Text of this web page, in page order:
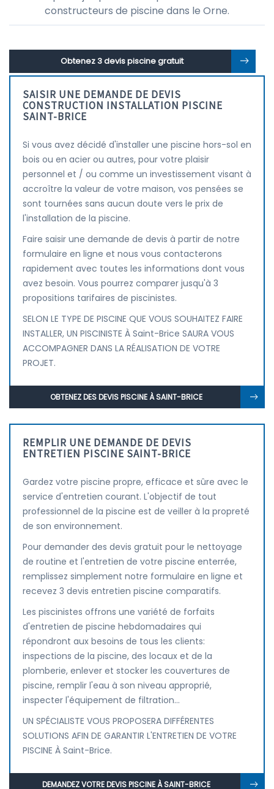
constructeurs de piscine dans le Orne.
Obtenez 3 devis piscine gratuit
SAISIR UNE DEMANDE DE DEVIS
CONSTRUCTION INSTALLATION PISCINE
SAINT-BRICE
Si vous avez décidé d'installer une piscine hors-sol en
bois ou en acier ou autres, pour votre plaisir
personnel et / ou comme un investissement visant à
accroître la valeur de votre maison, vos pensées se
sont tournées sans aucun doute vers le prix de
l'installation de la piscine.
Faire saisir une demande de devis à partir de notre
formulaire en ligne et nous vous contacterons
rapidement avec toutes les informations dont vous
avez besoin. Vous pourrez comparer jusqu'à 3
propositions tarifaires de piscinistes.
SELON LE TYPE DE PISCINE QUE VOUS SOUHAITEZ FAIRE
INSTALLER, UN PISCINISTE À Saint-Brice SAURA VOUS
ACCOMPAGNER DANS LA RÉALISATION DE VOTRE
PROJET.
OBTENEZ DES DEVIS PISCINE À SAINT-BRICE
REMPLIR UNE DEMANDE DE DEVIS
ENTRETIEN PISCINE SAINT-BRICE
Gardez votre piscine propre, efficace et sûre avec le
service d'entretien courant. L'objectif de tout
professionnel de la piscine est de veiller à la propreté
de son environnement.
Pour demander des devis gratuit pour le nettoyage
de routine et l'entretien de votre piscine enterrée,
remplissez simplement notre formulaire en ligne et
recevez 3 devis entretien piscine comparatifs.
Les piscinistes offrons une variété de forfaits
d'entretien de piscine hebdomadaires qui
répondront aux besoins de tous les clients:
inspections de la piscine, des locaux et de la
plomberie, enlever et stocker les couvertures de
piscine, remplir l'eau à son niveau approprié,
inspecter l'équipement de filtration...
UN SPÉCIALISTE VOUS PROPOSERA DIFFÉRENTES
SOLUTIONS AFIN DE GARANTIR L'ENTRETIEN DE VOTRE
PISCINE À Saint-Brice.
DEMANDEZ VOTRE DEVIS PISCINE À SAINT-BRICE